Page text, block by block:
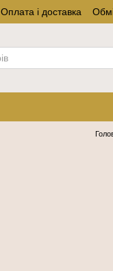
Оплата і доставка